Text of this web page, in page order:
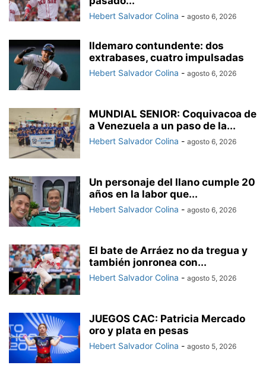
Hebert Salvador Colina - agosto 6, 2026
Ildemaro contundente: dos
extrabases, cuatro impulsadas
Hebert Salvador Colina - agosto 6, 2026
MUNDIAL SENIOR: Coquivacoa de
a Venezuela a un paso de la...
Hebert Salvador Colina - agosto 6, 2026
Un personaje del llano cumple 20
años en la labor que...
Hebert Salvador Colina - agosto 6, 2026
El bate de Arráez no da tregua y
también jonronea con...
Hebert Salvador Colina - agosto 5, 2026
JUEGOS CAC: Patricia Mercado
oro y plata en pesas
Hebert Salvador Colina - agosto 5, 2026